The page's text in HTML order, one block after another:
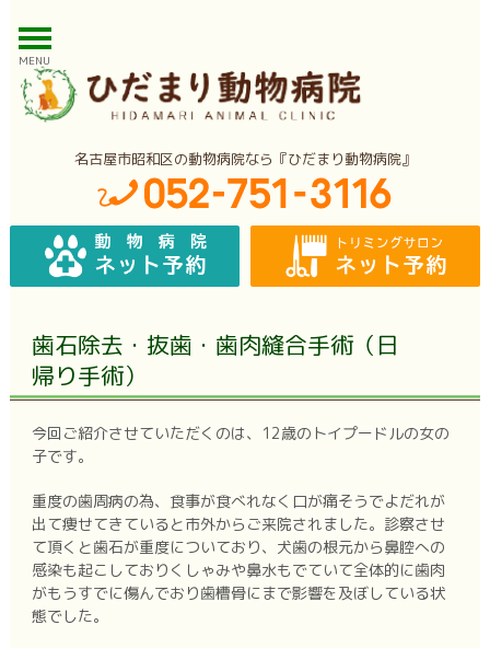
MENU
名古屋市昭和区の動物病院なら『ひだまり動物病院』
歯石除去・抜歯・歯肉縫合手術（日
帰り手術）
今回ご紹介させていただくのは、12歳のトイプードルの女の
子です。
重度の歯周病の為、食事が食べれなく口が痛そうでよだれが
出て痩せてきていると市外からご来院されました。診察させ
て頂くと歯石が重度についており、犬歯の根元から鼻腔への
感染も起こしておりくしゃみや鼻水もでていて全体的に歯肉
がもうすでに傷んでおり歯槽骨にまで影響を及ぼしている状
態でした。